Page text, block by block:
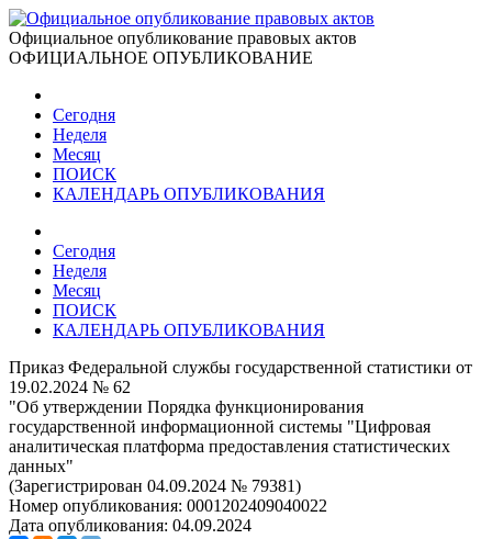
Официальное опубликование правовых актов
ОФИЦИАЛЬНОЕ ОПУБЛИКОВАНИЕ
Сегодня
Неделя
Месяц
ПОИСК
КАЛЕНДАРЬ ОПУБЛИКОВАНИЯ
Сегодня
Неделя
Месяц
ПОИСК
КАЛЕНДАРЬ ОПУБЛИКОВАНИЯ
Приказ Федеральной службы государственной статистики от
19.02.2024 № 62
"Об утверждении Порядка функционирования
государственной информационной системы "Цифровая
аналитическая платформа предоставления статистических
данных"
(Зарегистрирован 04.09.2024 № 79381)
Номер опубликования: 0001202409040022
Дата опубликования: 04.09.2024